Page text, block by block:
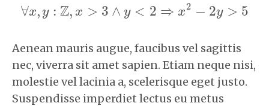
∀x,y : Z, x > 3 ∧ y < 2 ⇒ x2 − 2y > 5
∀x y:Z ,x >3 ∧y <2 ⇒ x2− 2y> 5
Aenean mauris augue, faucibus vel sagittis
nec, viverra sit amet sapien. Etiam neque nisi,
molestie vel lacinia a, scelerisque eget justo.
Suspendisse imperdiet lectus eu metus